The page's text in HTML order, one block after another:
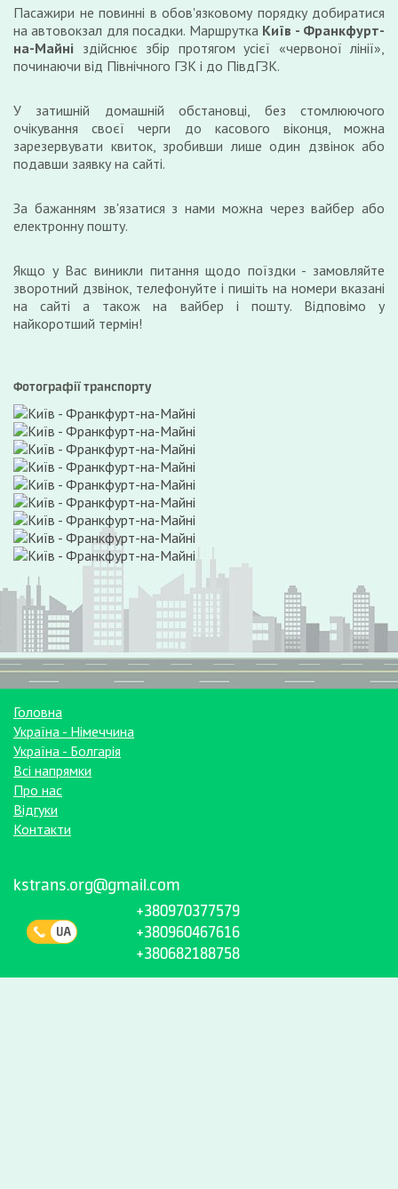
Пасажири не повинні в обов'язковому порядку добиратися
на автовокзал для посадки. МаршруткаКиїв - Франкфурт-
на-Майні здійснює збір протягом усієї «червоної лінії»,
починаючи від Північного ГЗК і до ПівдГЗК.
У затишній домашній обстановці, без стомлюючого
очікування своєї черги до касового віконця, можна
зарезервувати квиток, зробивши лише один дзвінок або
подавши заявку на сайті.
За бажанням зв'язатися з нами можна через вайбер або
електронну пошту.
Якщо у Вас виникли питання щодо поїздки - замовляйте
зворотний дзвінок, телефонуйте і пишіть на номери вказані
на сайті а також на вайбер і пошту. Відповімо у
найкоротший термін!
Фотографії транспорту
Головна
Україна - Німеччина
Україна - Болгарія
Всі напрямки
Про нас
Відгуки
Контакти
kstrans.org@gmail.com
+380970377579
+380960467616
+380682188758